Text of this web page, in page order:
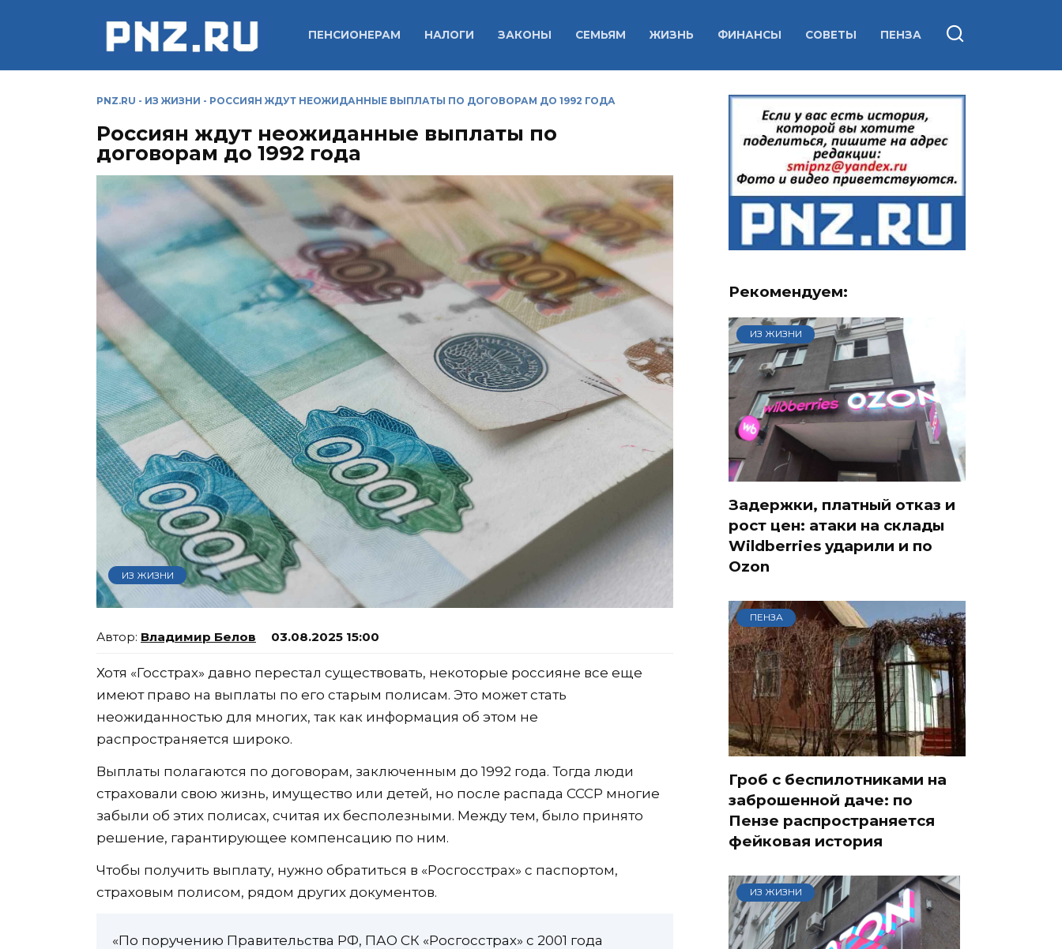
ПЕНСИОНЕРАМ НАЛОГИ ЗАКОНЫ СЕМЬЯМ ЖИЗНЬ ФИНАНСЫ СОВЕТЫ ПЕНЗА
PNZ.RU - ИЗ ЖИЗНИ - РОССИЯН ЖДУТ НЕОЖИДАННЫЕ ВЫПЛАТЫ ПО ДОГОВОРАМ ДО 1992 ГОДА
Россиян ждут неожиданные выплаты по
договорам до 1992 года
ИЗ ЖИЗНИ
Владимир Белов 03.08.2025 15:00
Хотя «Госстрах» давно перестал существовать, некоторые россияне все еще
имеют право на выплаты по его старым полисам. Это может стать
неожиданностью для многих, так как информация об этом не
распространяется широко.
Выплаты полагаются по договорам, заключенным до 1992 года. Тогда люди
страховали свою жизнь, имущество или детей, но после распада СССР многие
забыли об этих полисах, считая их бесполезными. Между тем, было принято
решение, гарантирующее компенсацию по ним.
Чтобы получить выплату, нужно обратиться в «Росгосстрах» с паспортом,
страховым полисом, рядом других документов.
«По поручению Правительства РФ, ПАО СК «Росгосстрах» с 2001 года
Рекомендуем:
ИЗ ЖИЗНИ
Задержки, платный отказ и
рост цен: атаки на склады
Wildberries ударили и по
Ozon
ПЕНЗА
Гроб с беспилотниками на
заброшенной даче: по
Пензе распространяется
фейковая история
ИЗ ЖИЗНИ